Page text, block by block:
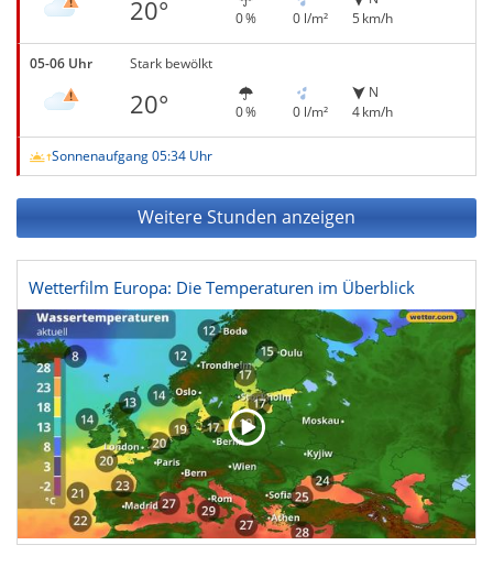
20° 0 % 0 l/m²
5 km/h
05-06 Uhr Stark bewölkt
20° 0 % 0 l/m²
N
4 km/h
Sonnenaufgang 05:34 Uhr
Weitere Stunden anzeigen
Wetterfilm Europa: Die Temperaturen im Überblick